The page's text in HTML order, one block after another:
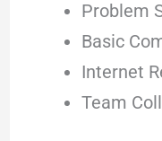
Problem
Basic
Internet
Team